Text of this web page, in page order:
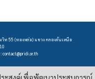
ท 55 (ทองหล่อ) แขวง คลองตันเหนือ
contact@pridi.or.th